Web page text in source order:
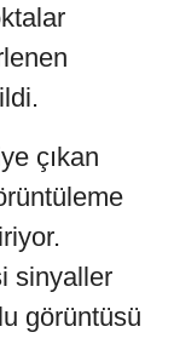
çıkan
sinyaller
görüntüsü